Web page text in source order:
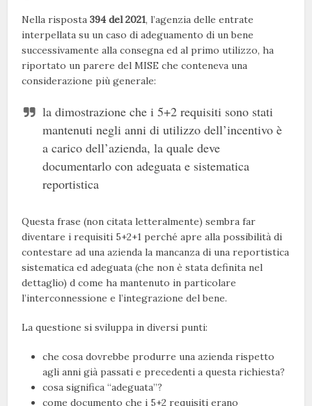
Nella risposta394 del 2021, l’agenzia delle entrate
interpellata su un caso di adeguamento di un bene
successivamente alla consegna ed al primo utilizzo, ha
riportato un parere del MISE che conteneva una
considerazione più generale:
la dimostrazione che i 5+2 requisiti sono stati
mantenuti negli anni di utilizzo dell’incentivo è
a carico dell’azienda, la quale deve
documentarlo con adeguata e sistematica
reportistica
Questa frase (non citata letteralmente) sembra far
diventare i requisiti 5+2+1 perché apre alla possibilità di
contestare ad una azienda la mancanza di una reportistica
sistematica ed adeguata (che non è stata definita nel
dettaglio) d come ha mantenuto in particolare
l’interconnessione e l’integrazione del bene.
La questione si sviluppa in diversi punti:
che cosa dovrebbe produrre una azienda rispetto
agli anni già passati e precedenti a questa richiesta?
cosa significa “adeguata”?
come documento che i 5+2 requisiti erano